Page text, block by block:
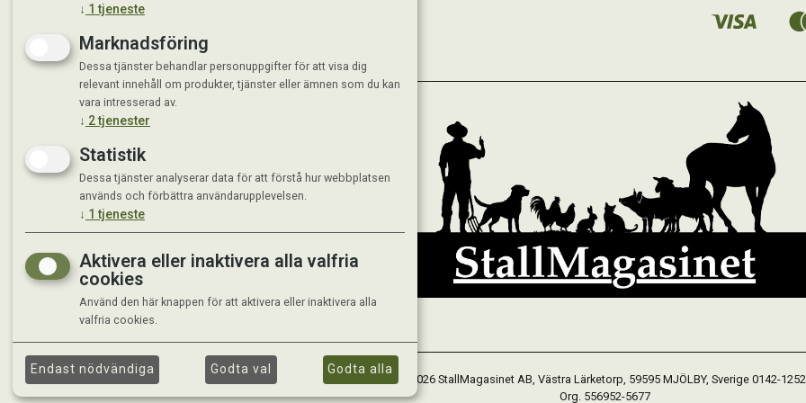
© 2026 StallMagasinet AB, Västra Lärketorp, 59595 MJÖLBY, Sverige 0142-
Org. 556952-5677
↓ 1 tjeneste
Marknadsföring
Dessa tjänster behandlar personuppgifter för att visa dig
relevant innehåll om produkter, tjänster eller ämnen som du kan
vara intresserad av.
↓ 2tjenester
Statistik
Dessa tjänster analyserar data för att förstå hur webbplatsen
används och förbättra användarupplevelsen.
↓ 1 tjeneste
Aktivera eller inaktivera alla valfria
cookies
Använd den här knappen för att aktivera eller inaktivera alla
valfria cookies.
Endast nödvändiga Godta val Godta alla